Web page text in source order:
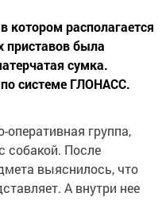
котором располагается
приставов была
сумка.
системе ГЛОНАСС.
группа,
собакой. После
выяснилось, что
А внутри нее